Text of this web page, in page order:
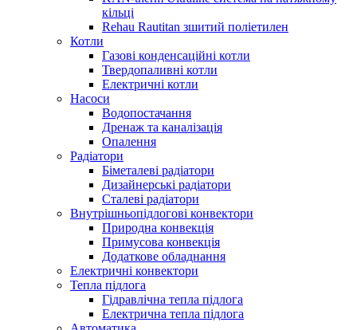
кільці
Rehau Rautitan зшитий поліетилен
Котли
Газові конденсаційні котли
Твердопаливні котли
Електричні котли
Насоси
Водопостачання
Дренаж та каналізація
Опалення
Радіатори
Біметалеві радіатори
Дизайнерські радіатори
Сталеві радіатори
Внутрішньопідлогові конвектори
Природна конвекція
Примусова конвекція
Додаткове обладнання
Електричні конвектори
Тепла підлога
Гідравлічна тепла підлога
Електрична тепла підлога